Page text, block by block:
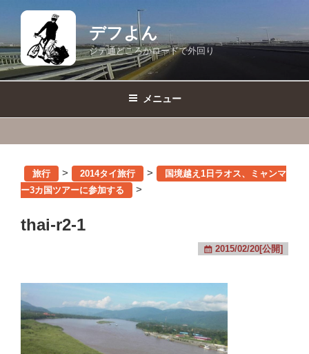
テ
ン
ツ
デフよん
ジテ通どころかロードで外回り
メニュー
旅行 > 2014タイ旅行 >
国境越え1日ラオス、ミャンマ
ー3カ国ツアーに参加する
>
thai-r2-1
2015/02/20[公開]